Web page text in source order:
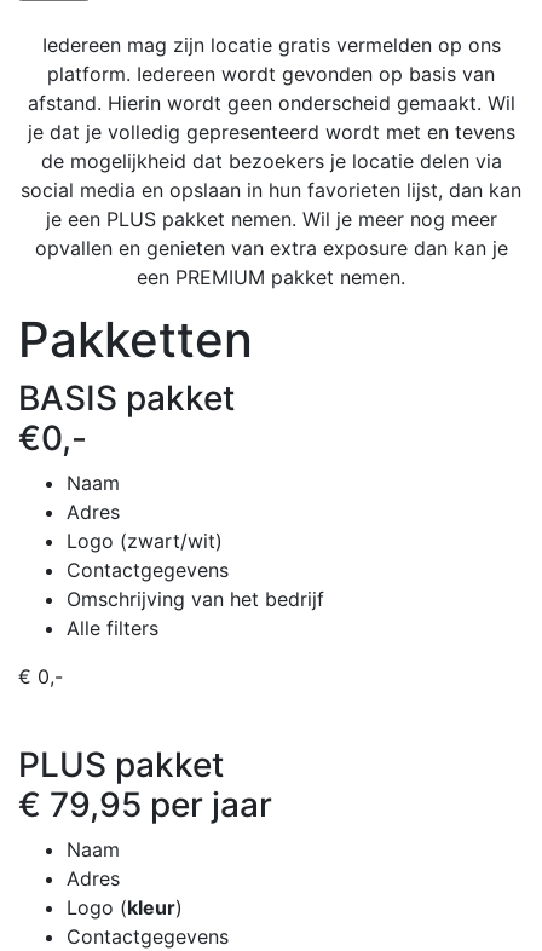
Iedereen mag zijn locatie gratis vermelden op ons
platform. Iedereen wordt gevonden op basis van
afstand. Hierin wordt geen onderscheid gemaakt. Wil
je dat je volledig gepresenteerd wordt met en tevens
de mogelijkheid dat bezoekers je locatie delen via
social media en opslaan in hun favorieten lijst, dan kan
je een PLUS pakket nemen. Wil je meer nog meer
opvallen en genieten van extra exposure dan kan je
een PREMIUM pakket nemen.
Pakketten
BASIS pakket
€0,-
Naam
Adres
Logo (zwart/wit)
Contactgegevens
Omschrijving van het bedrijf
Alle filters
€ 0,-
PLUS pakket
€ 79,95 per jaar
Naam
Adres
Logo (kleur)
Contactgegevens